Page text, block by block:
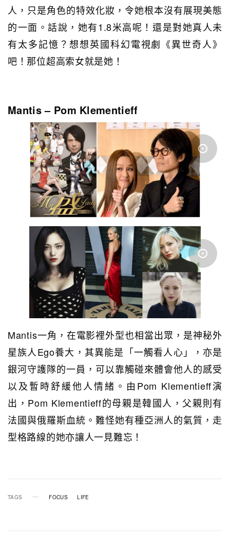
人，只是角色的特效化妝，令她根本沒有展現美態
的一面。話說，她有1.8米高呢！還是對她真人未
有太多記憶？想想英國科幻電視劇《異世奇人》
吧！那位超高索女就是她！
Mantis – Pom Klementieff
Mantis一角，在電影裡外型也相當出眾，是神秘外
星族人Ego養大，其異能是「一觸看人心」，亦是
銀河守護隊的一員，可以靠觸碰來體會他人的感受
以及暫時舒緩他人情緒。由Pom Klementieff演
出，Pom Klementieff的母親是韓國人，父親則有
法國與俄羅斯血統。難怪她有種亞洲人的氣質，走
型格路線的她亦讓人一見難忘！
TAGS FOCUS LIFE